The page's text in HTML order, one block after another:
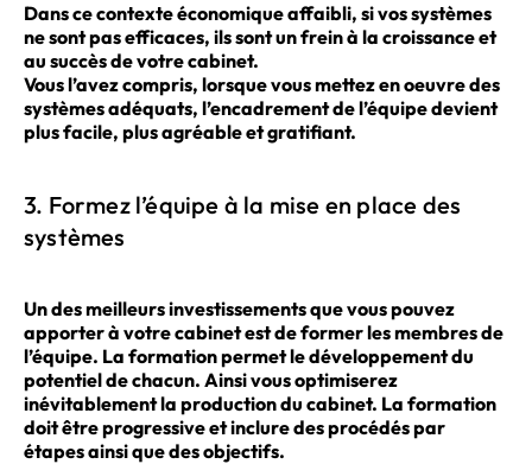
Dans ce contexte économique affaibli, si vos systèmes
ne sont pas efficaces, ils sont un frein à la croissance et
au succès de votre cabinet.
Vous l’avez compris, lorsque vous mettez en oeuvre des
systèmes adéquats, l’encadrement de l’équipe devient
plus facile, plus agréable et gratifiant.
3. Formez l’équipe à la mise en place des
systèmes
Un des meilleurs investissements que vous pouvez
apporter à votre cabinet est de former les membres de
l’équipe. La formation permet le développement du
potentiel de chacun. Ainsi vous optimiserez
inévitablement la production du cabinet. La formation
doit être progressive et inclure des procédés par
étapes ainsi que des objectifs.